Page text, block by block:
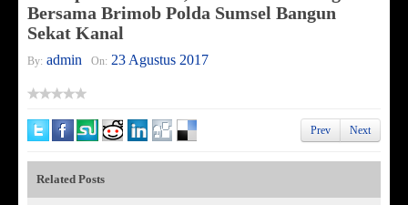
Bersama Brimob Polda Sumsel Bangun
Sekat Kanal
By: admin On: 23 Agustus 2017
Prev Next
Related Posts